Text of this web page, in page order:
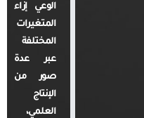
الوعي إزاء
المتغيرات
المختلفة
عبر عدة
صور من
الإنتاج
العلمي،